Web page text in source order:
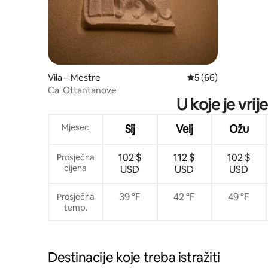
Vila – Mestre Prosječna ocjena:
5 (66)
Ca' Ottantanove
U koje je
Mjesec Sij Velj Ožu
Prosječna
cijena
102 $
USD
112 $
USD
102 $
USD
Prosječna
temp.
39 °F 42 °F 49 °F
Destinacije koje treba istražiti